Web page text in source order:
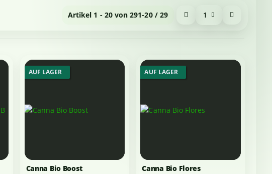
Artikel 1 - 20 von 291-20 / 29 1
AUF LAGER
Canna Bio Boost
AUF LAGER
Canna Bio Flores